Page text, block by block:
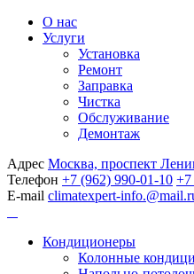
О нас
Услуги
Установка
Ремонт
Заправка
Чистка
Обслуживание
Демонтаж
Адрес Москва, проспект
Телефон +7 (962) 990-01-10 +7
E-mail climatexpert-
Кондиционеры
Колонные